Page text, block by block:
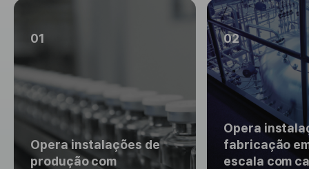
01
Opera instalações de
produção com
02
Opera
fabricação
escala com